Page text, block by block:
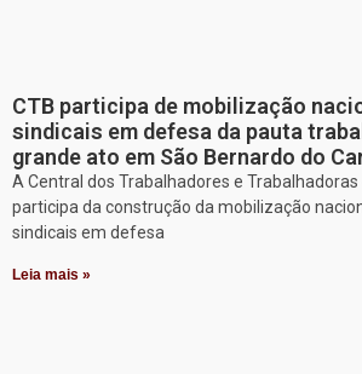
CTB participa de mobilização
sindicais em defesa da pauta
grande ato em São Bernardo do
A Central dos Trabalhadores e Trabalhadoras
participa da construção da mobilização
sindicais em defesa
Leia mais »